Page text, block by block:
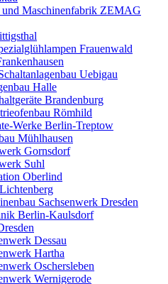
Maschinenfabrik ZEMAG
Frauenwald
Uebigau
Halle
Brandenburg
Römhild
Werke Berlin-Treptow
Mühlhausen
Gornsdorf
Suhl
Oberlind
Sachsenwerk Dresden
Berlin-Kaulsdorf
Dessau
Hartha
Oschersleben
Wernigerode